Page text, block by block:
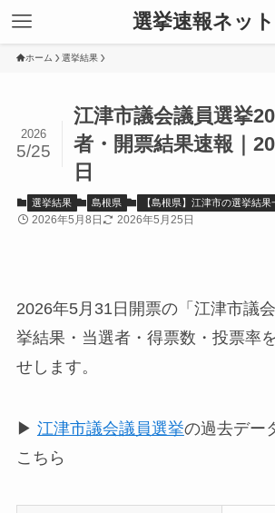
選挙速報ネット
ホーム 選挙結果
江津市議会議員選挙
者・開票結果速報｜
日
2026
5/25
選挙結果 島根県 【島根県】江津市の選挙結果
2026年5月8日 2026年5月25日
2026年5月31日開票の「江津市議
挙結果・当選者・得票数・投票率
せします。
▶ 江津市議会議員選挙の過去デー
こちら